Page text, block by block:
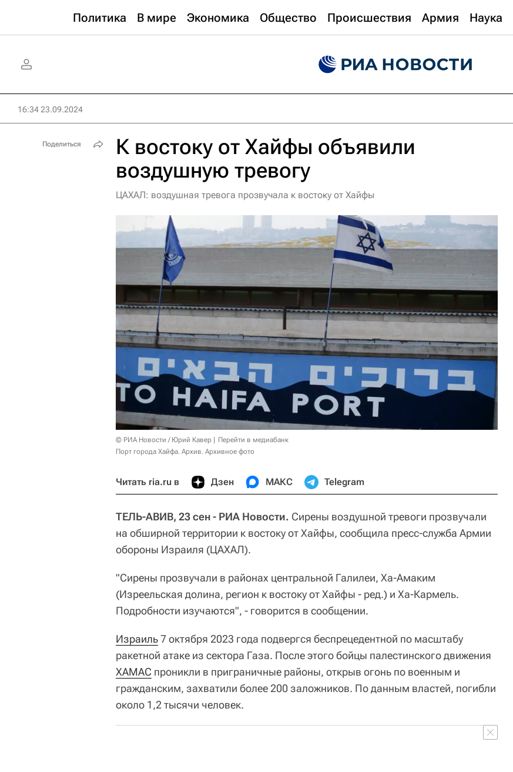
Политика В мире Экономика Общество Происшествия Армия Наука
16:34 23.09.2024
К востоку от Хайфы объявили
воздушную тревогу
ЦАХАЛ: воздушная тревога прозвучала к востоку от Хайфы
© РИА Новости / Юрий Кавер
Перейти в медиабанк
Порт города Хайфа. Архив. Архивное фото
Читать ria.ru в Дзен МАКС Telegram
ТЕЛЬ-АВИВ, 23 сен - РИА Новости. Сирены воздушной тревоги прозвучали
на обширной территории к востоку от Хайфы, сообщила пресс-служба Армии
обороны Израиля (ЦАХАЛ).
"Сирены прозвучали в районах центральной Галилеи, Ха-Амаким
(Изреельская долина, регион к востоку от Хайфы - ред.) и Ха-Кармель.
Подробности изучаются", - говорится в сообщении.
Израиль7 октября 2023 года подвергся беспрецедентной по масштабу
ракетной атаке из сектора Газа. После этого бойцы палестинского движения
ХАМАС проникли в приграничные районы, открыв огонь по военным и
гражданским, захватили более 200 заложников. По данным властей, погибли
около 1,2 тысячи человек.
Поделиться